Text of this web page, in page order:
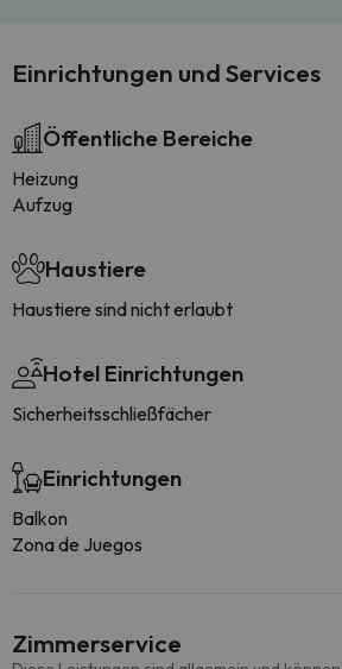
Einrichtungen und Services
Öffentliche Bereiche
Heizung
Aufzug
Haustiere
Haustiere sind nicht erlaubt
Hotel Einrichtungen
Sicherheitsschließfächer
Einrichtungen
Balkon
Zona de Juegos
Zimmerservice